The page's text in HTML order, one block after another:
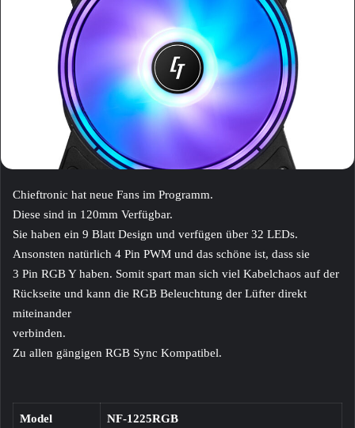
Mail
Chieftronic hat neue Fans im Programm.
Diese sind in 120mm Verfügbar.
Sie haben ein 9 Blatt Design und verfügen über 32 LEDs.
Ansonsten natürlich 4 Pin PWM und das schöne ist, dass sie
3 Pin RGB Y haben. Somit spart man sich viel Kabelchaos auf der
Rückseite und kann die RGB Beleuchtung der Lüfter direkt
miteinander
verbinden.
Zu allen gängigen RGB Sync Kompatibel.
Model NF-1225RGB